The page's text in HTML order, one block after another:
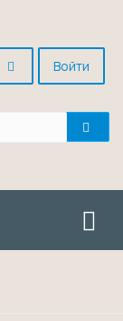
Войти